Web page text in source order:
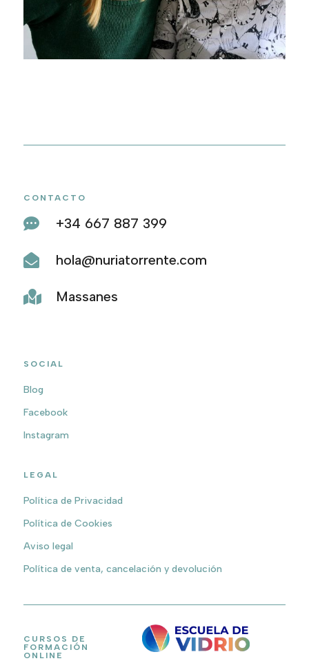
CONTACTO
 +34 667 887 399
 hola@nuriatorrente.com
 Massanes
SOCIAL
Blog
Facebook
Instagram
LEGAL
Política de Privacidad
Política de Cookies
Aviso legal
Política de venta, cancelación y devolución
CURSOS DE
FORMACIÓN
ONLINE